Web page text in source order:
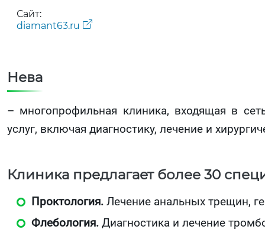
Сайт:
diamant63.ru
Нева
– многопрофильная клиника, входящая в
услуг, включая диагностику, лечение и
Клиника предлагает более 30
Проктология. Лечение анальных трещин,
Флебология. Диагностика и лечение